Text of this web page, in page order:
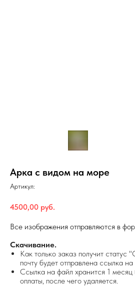
Арка с видом на море
Артикул:
4500,00 руб.
Все изображения отправляются в
Скачивание.
Как только заказ получит статус
почту будет отправлена ссылка
Ссылка на файл хранится 1
оплаты, после чего удаляется.